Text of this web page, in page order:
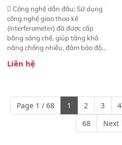
 Công nghệ dẫn đầu: Sử dụng
công nghệ giao thoa kế
(interferometer) đã được cấp
bằng sáng chế, giúp tăng khả
năng chống nhiễu, đảm bảo độ
Phạm vi ứng dụng rộng: Đáp ứng
ngành công nghiệp khác nhau. 
Độ nhạy cao: Trang bị đầu dò
InGaAs độ nhạy cao, cung cấp
phản hồi phổ tuyến tính đầy đủ,
đảm bảo độ chính xác và khả
Liên hệ
Page 1 / 68 1 2 3 4
68
Next